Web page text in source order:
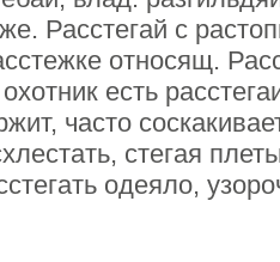
Расстегай с
относящ.
есть
часто
стегая
одеяло,